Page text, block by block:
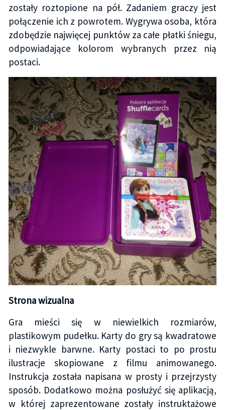
zostały roztopione na pół. Zadaniem graczy jest
połączenie ich z powrotem. Wygrywa osoba, która
zdobędzie najwięcej punktów za całe płatki śniegu,
odpowiadające kolorom wybranych przez nią
postaci.
Strona wizualna
Gra mieści się w niewielkich rozmiarów,
plastikowym pudełku. Karty do gry są kwadratowe
i niezwykle barwne. Karty postaci to po prostu
ilustracje skopiowane z filmu animowanego.
Instrukcja została napisana w prosty i przejrzysty
sposób. Dodatkowo można posłużyć się aplikacją,
w której zaprezentowane zostały instruktażowe